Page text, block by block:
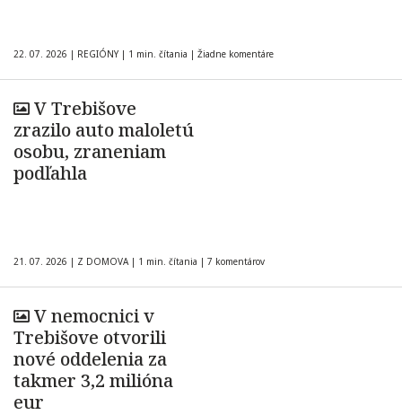
22. 07. 2026 | REGIÓNY | 1 min. čítania | Žiadne komentáre
V Trebišove
zrazilo auto maloletú
osobu, zraneniam
podľahla
21. 07. 2026 | Z DOMOVA | 1 min. čítania | 7 komentárov
V nemocnici v
Trebišove otvorili
nové oddelenia za
takmer 3,2 milióna
eur